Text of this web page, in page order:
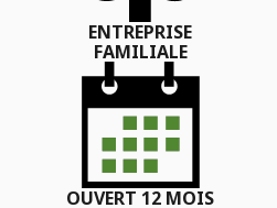
ENTREPRISE
FAMILIALE
OUVERT 12 MOIS